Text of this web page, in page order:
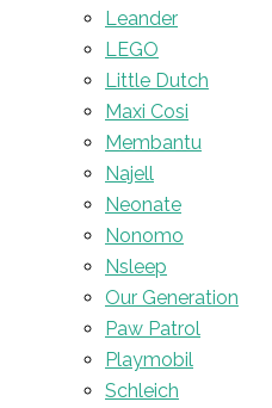
Leander
LEGO
Little Dutch
Maxi Cosi
Membantu
Najell
Neonate
Nonomo
Nsleep
Our Generation
Paw Patrol
Playmobil
Schleich